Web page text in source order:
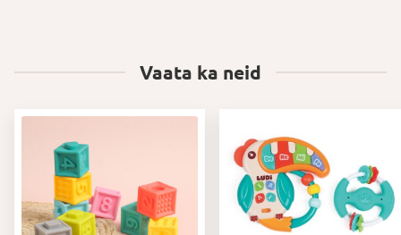
Vaata ka neid